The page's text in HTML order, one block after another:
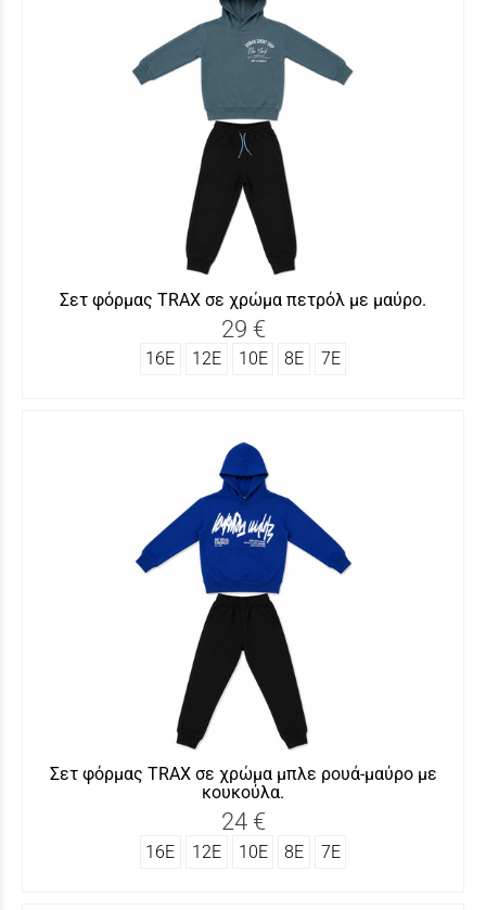
Σετ φόρμας ΤRAX σε χρώμα πετρόλ με μαύρο.
29 €
16Ε 12Ε 10Ε 8Ε 7Ε
Σετ φόρμας ΤRAX σε χρώμα μπλε ρουά-μαύρο με
κουκούλα.
24 €
16Ε 12Ε 10Ε 8Ε 7Ε